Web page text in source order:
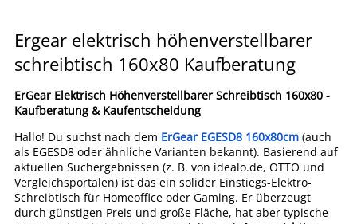
Ergear elektrisch höhenverstellbarer
schreibtisch 160x80 Kaufberatung
ErGear Elektrisch Höhenverstellbarer Schreibtisch 160x80 -
Kaufberatung & Kaufentscheidung
Hallo! Du suchst nach dem ErGear EGESD8 160x80cm (auch
als EGESD8 oder ähnliche Varianten bekannt). Basierend auf
aktuellen Suchergebnissen (z. B. von idealo.de, OTTO und
Vergleichsportalen) ist das ein solider Einstiegs-Elektro-
Schreibtisch für Homeoffice oder Gaming. Er überzeugt
durch günstigen Preis und große Fläche, hat aber typische